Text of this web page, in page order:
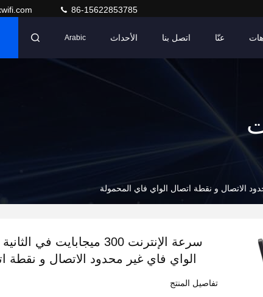
86-15622853785
عنّا اتصل بنا الأحداث Arabic
الواي فاي غير محدود الاتصال و نقطة
تفاصيل المنتج